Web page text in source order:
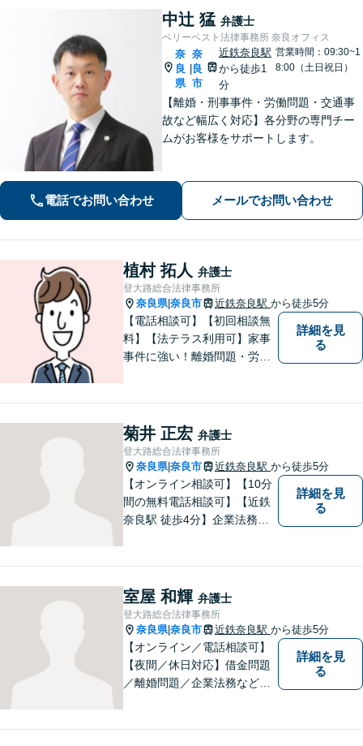
中辻 猛 弁護士
ベリーベスト法律事務所 奈良オフィス
奈
良
県
奈
良
市
近鉄奈良駅
から徒歩1
分
営業時間：09:30~1
8:00（土日祝日）
【離婚・刑事事件・労働問題・交通事
故など幅広く対応】各分野の専門チー
ムがお客様をサポートします。
電話でお問い合わせ メールでお問い合わせ
植村 拓人 弁護士
登大路総合法律事務所
奈良県|奈良市 近鉄奈良駅 から徒歩5分
【電話相談可】【初回相談無
料】【法テラス利用可】家事
事件に強い！離婚問題・労働
談しやすい弁護士を目指す
【夜間・休日面談可】【完全
個室】【近鉄奈良駅5分】
詳細を見
る
菊井 正宏 弁護士
登大路総合法律事務所
奈良県|奈良市 近鉄奈良駅 から徒歩5分
【オンライン相談可】【10分
間の無料電話相談可】【近鉄
奈良駅 徒歩4分】企業法務／
報をご提供します！少しでも
疑問をお持ちの方は、まずご
相談を！
詳細を見
る
室屋 和輝 弁護士
登大路総合法律事務所
奈良県|奈良市 近鉄奈良駅 から徒歩5分
【オンライン／電話相談可】
【夜間／休日対応】借金問題
／離婚問題／企業法務など幅
詳細を見
る